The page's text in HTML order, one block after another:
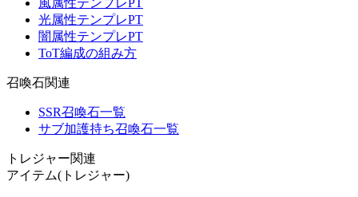
風属性テンプレPT
光属性テンプレPT
闇属性テンプレPT
ToT編成の組み方
召喚石関連
SSR召喚石一覧
サブ加護持ち召喚石一覧
トレジャー関連
アイテム(トレジャー)